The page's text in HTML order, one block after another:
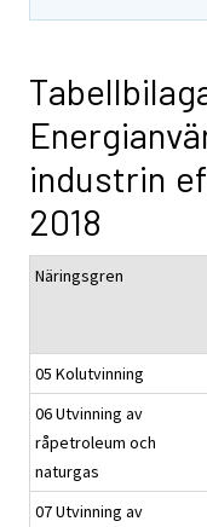
industrin
2018
Näringsgren
05 Kolutvinning
06 Utvinning av
råpetroleum och
naturgas
07 Utvinning av